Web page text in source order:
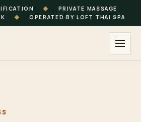
◆
PRIVATE MASSAGE
◆ OPERATED BY LOFT THAI SPA